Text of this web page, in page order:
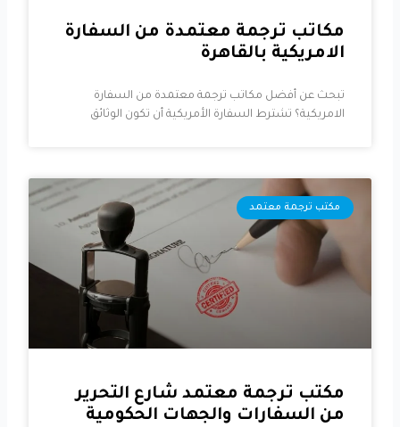
مكاتب ترجمة معتمدة من السفارة
الامريكية بالقاهرة
تبحث عن أفضل مكاتب ترجمة معتمدة من السفارة
الامريكية؟ تشترط السفارة الأمريكية أن تكون الوثائق
مكتب ترجمة معتمد
مكتب ترجمة معتمد شارع التحرير
من السفارات والجهات الحكومية